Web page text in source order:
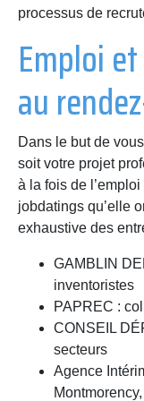
processus de
Emploi
au
Dans le but de
soit votre projet
à la fois de
jobdatings qu’elle
exhaustive des
GAMBLIN
inventoristes
PAPREC :
CONSEIL
secteurs
Agence